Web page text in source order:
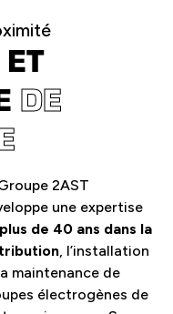
DE
2AST
une expertise
plus de 40 ans dans la
, l’installation
maintenance de
électrogènes de